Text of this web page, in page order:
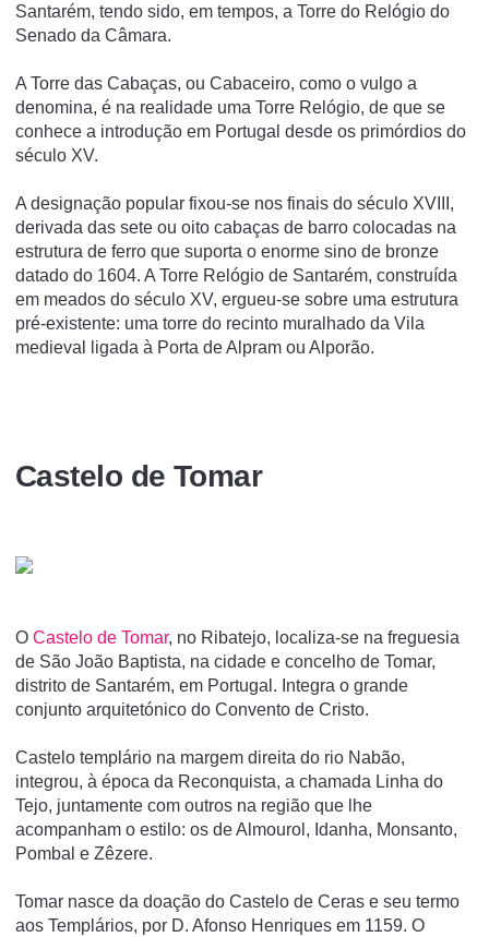
Santarém, tendo sido, em tempos, a Torre do Relógio do
Senado da Câmara.
A Torre das Cabaças, ou Cabaceiro, como o vulgo a
denomina, é na realidade uma Torre Relógio, de que se
conhece a introdução em Portugal desde os primórdios do
século XV.
A designação popular fixou-se nos finais do século XVIII,
derivada das sete ou oito cabaças de barro colocadas na
estrutura de ferro que suporta o enorme sino de bronze
datado do 1604. A Torre Relógio de Santarém, construída
em meados do século XV, ergueu-se sobre uma estrutura
pré-existente: uma torre do recinto muralhado da Vila
medieval ligada à Porta de Alpram ou Alporão.
Castelo de Tomar
O Castelo de Tomar, no Ribatejo, localiza-se na freguesia
de São João Baptista, na cidade e concelho de Tomar,
distrito de Santarém, em Portugal. Integra o grande
conjunto arquitetónico do Convento de Cristo.
Castelo templário na margem direita do rio Nabão,
integrou, à época da Reconquista, a chamada Linha do
Tejo, juntamente com outros na região que lhe
acompanham o estilo: os de Almourol, Idanha, Monsanto,
Pombal e Zêzere.
Tomar nasce da doação do Castelo de Ceras e seu termo
aos Templários, por D. Afonso Henriques em 1159. O